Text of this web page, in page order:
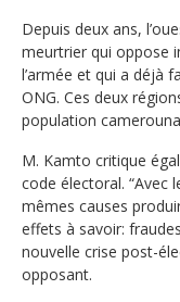
Depuis deux ans,
meurtrier qui oppose
l’armée et qui a déjà
ONG. Ces deux
population
M. Kamto critique
code électoral. “Avec
mêmes causes
effets à savoir:
nouvelle crise post-
opposant.